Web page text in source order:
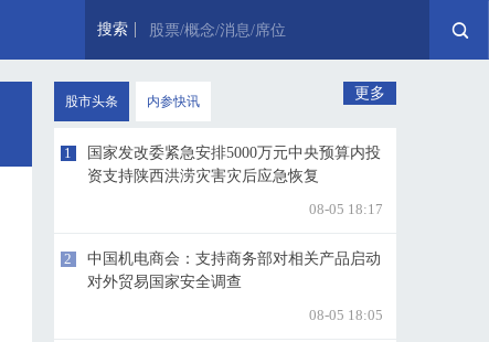
搜索 股票/概念/消息/席位
股市头条 内参快讯 更多
1
国家发改委紧急安排5000万元中央预算内投
资支持陕西洪涝灾害灾后应急恢复
08-05 18:17
2
中国机电商会：支持商务部对相关产品启动
对外贸易国家安全调查
08-05 18:05